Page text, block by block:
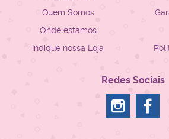
Quem Somos
Onde estamos
Indique nossa Loja
Redes Sociais